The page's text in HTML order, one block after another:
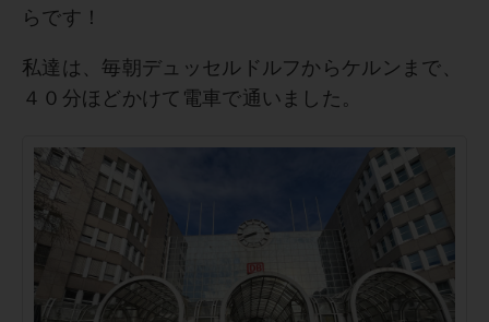
らです！
私達は、毎朝デュッセルドルフからケルンまで、
４０分ほどかけて電車で通いました。